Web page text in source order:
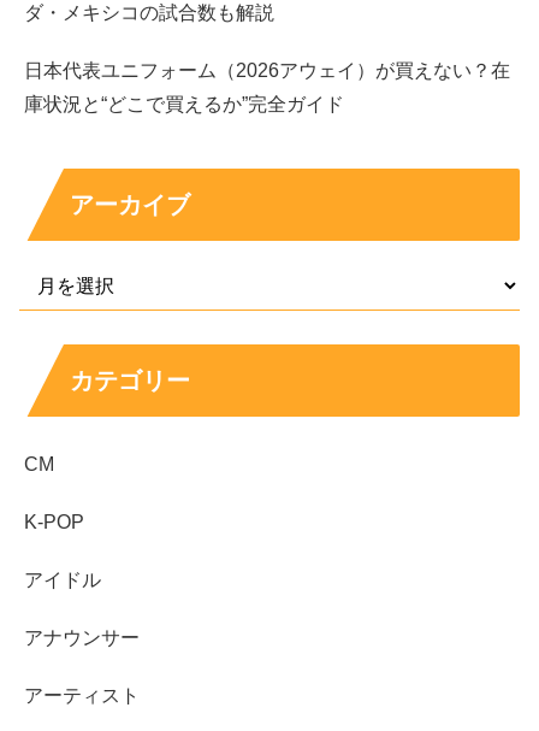
引用元：
https://twitter.com/LifeOfMusic_eLm/status/1516595385325993984
ダ・メキシコの試合数も解説
日本代表ユニフォーム（2026アウェイ）が買えない？在
庫状況と“どこで買えるか”完全ガイド
アーカイブ
カテゴリー
CM
K-POP
アイドル
アナウンサー
アーティスト